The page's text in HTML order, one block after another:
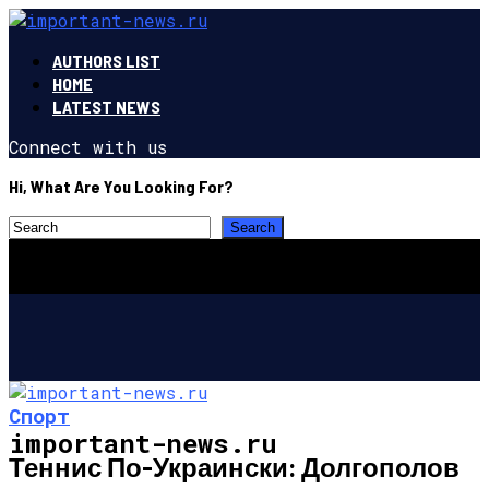
AUTHORS LIST
HOME
LATEST NEWS
Connect with us
Hi, What Are You Looking For?
important-news.ru
Спорт
Теннис По-Украински: Долгополов